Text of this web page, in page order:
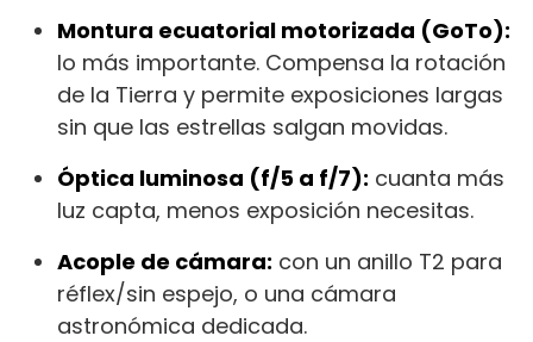
Montura ecuatorial motorizada (GoTo):
lo más importante. Compensa la rotación
de la Tierra y permite exposiciones largas
sin que las estrellas salgan movidas.
Óptica luminosa (f/5 a f/7): cuanta más
luz capta, menos exposición necesitas.
Acople de cámara: con un anillo T2 para
réflex/sin espejo, o una cámara
astronómica dedicada.